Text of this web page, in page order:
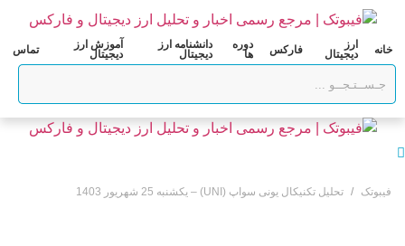
پرش
محتوا
خانه
ارز
دیجیتال
فارکس
دوره
ها
دانشنامه ارز
دیجیتال
آموزش ارز
دیجیتال
تماس
فیبوتک تحلیل تکنیکال یونی سواپ (UNI) – یکشنبه 25 شهریور 1403